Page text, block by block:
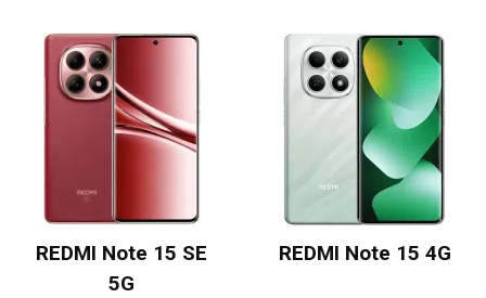
REDMI Note 15 SE
5G
REDMI Note 15 4G